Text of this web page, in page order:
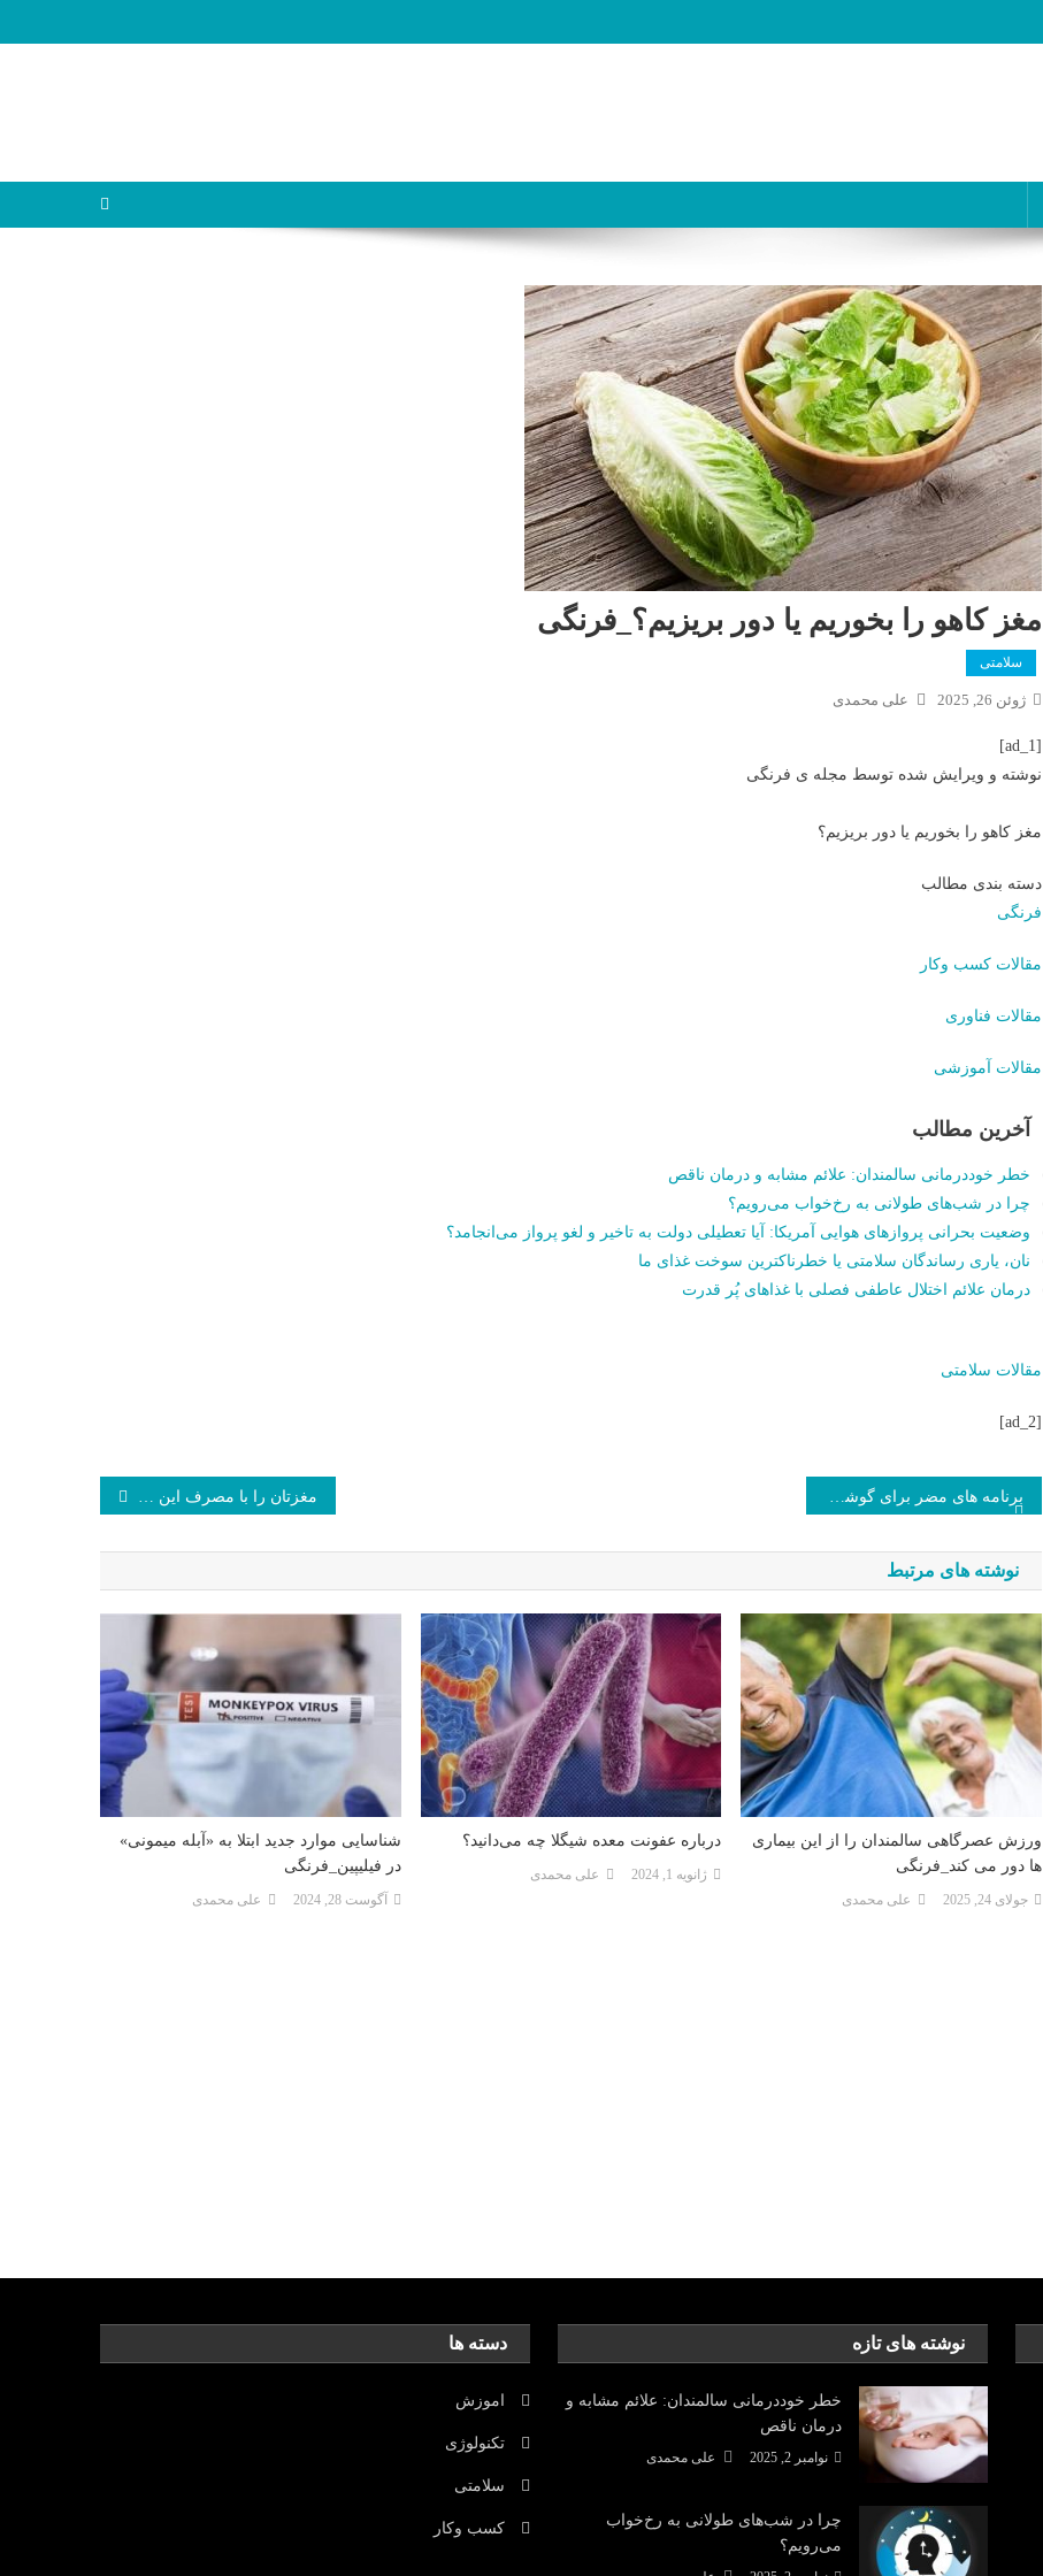
مغز کاهو را بخوریم یا دور بریزیم؟_فرنگی
سلامتی
ژوئن 26, 2025 علی محمدی
[ad_1]
نوشته و ویرایش شده توسط مجله ی فرنگی
مغز کاهو را بخوریم یا دور بریزیم؟
دسته بندی مطالب
فرنگی
مقالات کسب وکار
مقالات فناوری
مقالات آموزشی
آخرین مطالب
خطر خوددرمانی سالمندان: علائم مشابه و درمان ناقص
چرا در شب‌های طولانی به رخ‌خواب می‌رویم؟
وضعیت بحرانی پروازهای هوایی آمریکا: آیا تعطیلی دولت به تاخیر و لغو پرواز می‌انجامد؟
نان، یاری رساندگان سلامتی یا خطرناکترین سوخت غذای ما
درمان علائم اختلال عاطفی فصلی با غذاهای پُر قدرت
مقالات سلامتی
[ad_2]
مغزتان را با مصرف این غذاهای خوشمزه نابود نکنید_فرنگی
نوشته های مرتبط
شناسایی موارد جدید ابتلا به «آبله میمونی»
در فیلیپین_فرنگی
آگوست 28, 2024 علی محمدی
درباره عفونت معده شیگلا چه می‌دانید؟
ژانویه 1, 2024 علی محمدی
ورزش عصرگاهی سالمندان را از این بیماری
ها دور می کند_فرنگی
جولای 24, 2025 علی محمدی
دسته ها
اموزش
تکنولوژی
سلامتی
کسب وکار
نوشته های تازه
خطر خوددرمانی سالمندان: علائم مشابه و
درمان ناقص
نوامبر 2, 2025 علی محمدی
چرا در شب‌های طولانی به رخ‌خواب
می‌رویم؟